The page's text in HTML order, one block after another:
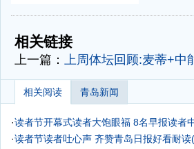
-
相关链接
上一篇： 上周体坛回顾:麦蒂+中
相关阅读 青岛新闻
·读者节开幕式读者大饱眼福 8名早报读者
·读者节读者吐心声 齐赞青岛日报好看耐读